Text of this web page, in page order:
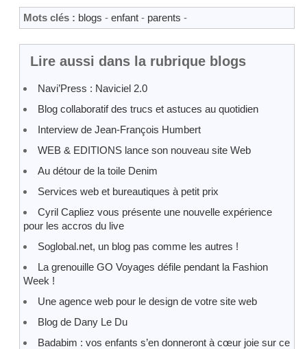
Mots clés : blogs - enfant - parents -
Lire aussi dans la rubrique blogs
Navi’Press : Naviciel 2.0
Blog collaboratif des trucs et astuces au quotidien
Interview de Jean-François Humbert
WEB & EDITIONS lance son nouveau site Web
Au détour de la toile Denim
Services web et bureautiques à petit prix
Cyril Capliez vous présente une nouvelle expérience
pour les accros du live
Soglobal.net, un blog pas comme les autres !
La grenouille GO Voyages défile pendant la Fashion
Week !
Une agence web pour le design de votre site web
Blog de Dany Le Du
Badabim : vos enfants s’en donneront à cœur joie sur ce